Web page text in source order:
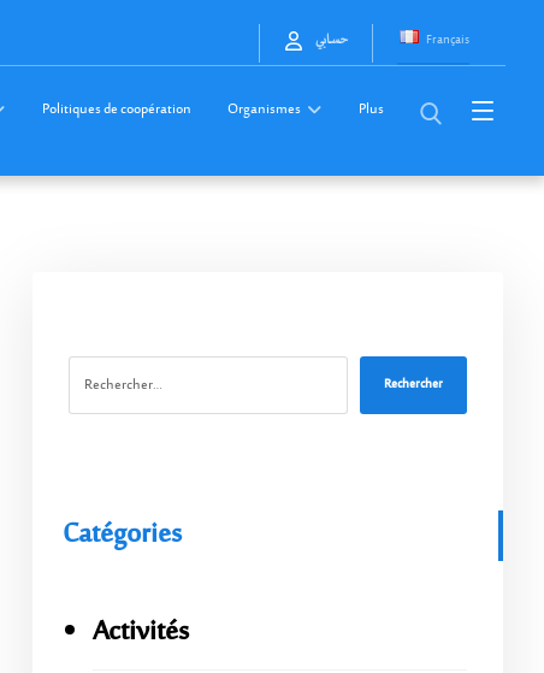
Français حسابي
Politiques de coopération Organismes Plus
Rechercher
Catégories
Activités